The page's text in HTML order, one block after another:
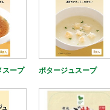
スープ ポタージュスープ